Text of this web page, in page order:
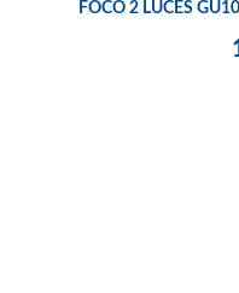
FOCO 2 LUCES